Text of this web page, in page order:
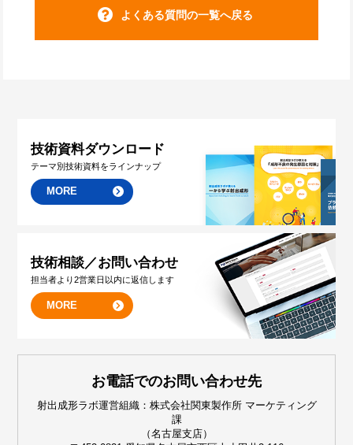
よくある質問の一覧へ戻る
技術資料ダウンロード
テーマ別技術資料をラインナップ
MORE
技術相談／お問い合わせ
担当者より2営業日以内に返信します
MORE
お電話でのお問い合わせ先
射出成形ラボ運営組織：株式会社関東製作所 マーケティング
課
（名古屋支店）